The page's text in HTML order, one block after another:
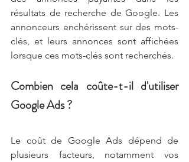
résultats de recherche de Google. Les
annonceurs enchérissent sur des mots-
clés, et leurs annonces sont affichées
lorsque ces mots-clés sont recherchés.
Combien cela coûte-t-il d'utiliser
Google Ads ?
Le coût de Google Ads dépend de
plusieurs facteurs, notamment vos